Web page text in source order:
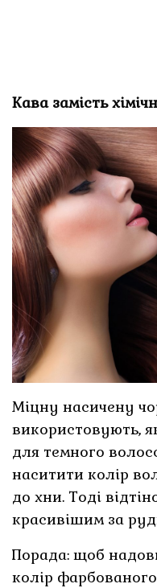
Кава замість
Міцну насичену
використовують,
для темного
наситити колір
до хни. Тоді
красивішим за
Порада: щоб
колір